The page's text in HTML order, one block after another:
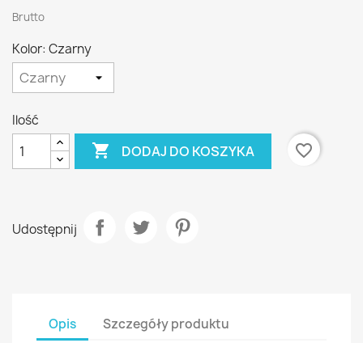
Brutto
Kolor: Czarny
Ilość
 DODAJ DO KOSZYKA favorite_border
Udostępnij
Opis Szczegóły produktu